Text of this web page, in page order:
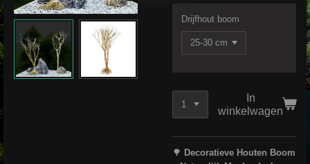
Drijfhout boom
In
winkelwagen
🌳 Decoratieve Houten Boom